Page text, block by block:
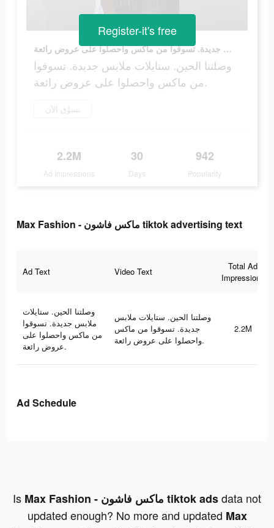
وصلتنا الحين. ستايلات ملابس جديدة. تسوقوا من ماكس واحصلوا على عروض رائعة.
وصلتنا الحين. ستايلات ملابس جديدة. تسوقوا
من ماكس واحصلوا على عروض رائعة.
تسوَّق الآن
2.2M
Ad Impressions
30
Days
942
Popularity
Register-it's free
Max Fashion - ماكس فاشون tiktok advertising text
Ad Text Video Text
Total Ad
Impressions
وصلتنا الحين. ستايلات
ملابس جديدة. تسوقوا
من ماكس واحصلوا على
عروض رائعة.
وصلتنا الحين. ستايلات ملابس
جديدة. تسوقوا من ماكس
واحصلوا على عروض رائعة.
2.2M
Ad Schedule
Is Max Fashion - ماكس فاشون tiktok adsdata not
updated enough? No more and updated Max